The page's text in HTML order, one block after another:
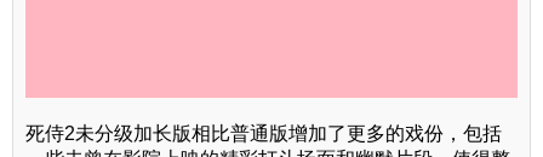
死侍2未分级加长版相比普通版增加了更多的戏份，包括